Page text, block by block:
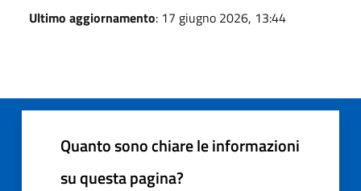
Ultimo aggiornamento: 17 giugno 2026, 13:44
Quanto sono chiare le informazioni
su questa pagina?